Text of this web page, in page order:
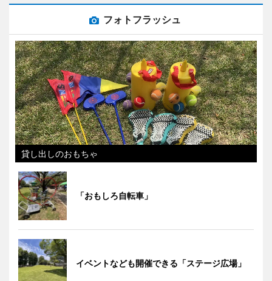
フォトフラッシュ
貸し出しのおもちゃ
「おもしろ自転車」
イベントなども開催できる「ステージ広場」